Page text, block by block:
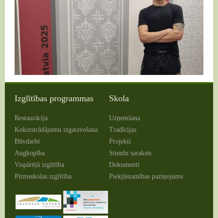
Karjeras atbalsts
Interešu izglītība
Vispārējā izglītība
Pirmsskolas izglītība
E-vide
Kontakti
Izglītības programmas
Restaurācija
Kokizstrādājumu izgatavošana
Būvdarbi
Augkopība
Vispārējā izglītība
Pirmsskolas izglītība
Skola
Uzņemšana
Tradīcijas
Projekti
Stundu saraksts
Dokumenti
Piekļūstamības paziņojums